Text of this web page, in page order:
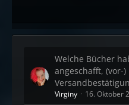
Welche Bücher
angeschafft, (vor-
Virginy 16. Oktober